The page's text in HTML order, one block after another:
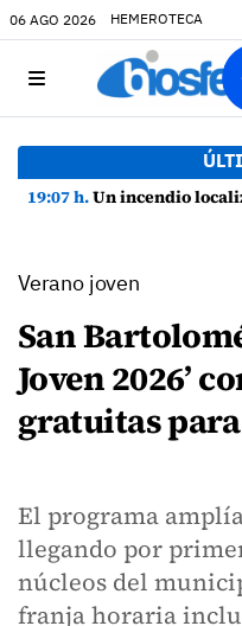
06 AGO 2026 HEMEROTECA
19:07 h.Un incendio localizado en un
Verano joven
San
Joven 2026’
gratuitas
El programa
llegando por
núcleos del
franja horaria